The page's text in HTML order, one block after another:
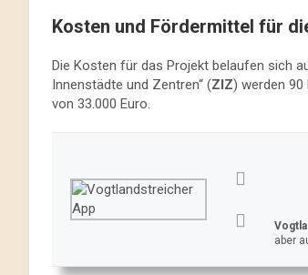
Kosten und Fördermittel für
Die Kosten für das Projekt belaufen sich
Innenstädte und Zentren“ (ZIZ) werden
von 33.000 Euro.
aber